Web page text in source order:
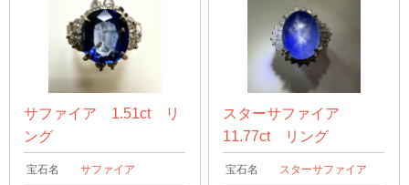
サファイア 1.51ct リ
ング
宝石名 サファイア
スターサファイア
11.77ct リング
宝石名 スターサファイア